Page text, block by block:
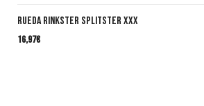
RUEDA RINKSTER SPLITSTER XXX
16,97€